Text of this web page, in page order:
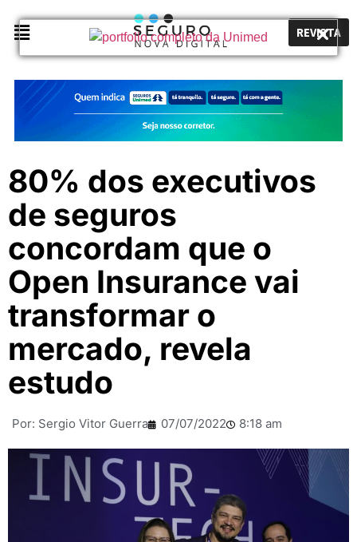
REVISTA
80% dos executivos
de seguros
concordam que o
Open Insurance vai
transformar o
mercado, revela
estudo
Por: Sergio Vitor Guerra 07/07/2022 8:18 am